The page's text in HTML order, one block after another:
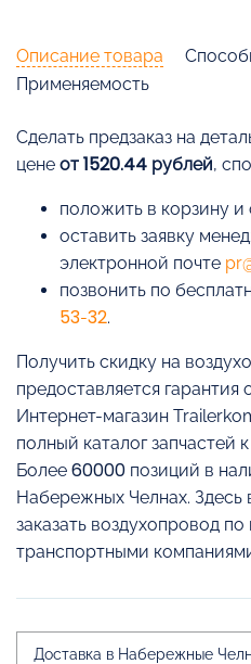
Описание товара
Применяемость
Cделать предзаказ на
цене от 1520.44 рублей,
положить в корзину и
оставить заявку
электронной почте
позвонить по
53-32.
Получить скидку на
предоставляется гарантия
Интернет-магазин
полный каталог запчастей
Более 60000 позиций в
Набережных Челнах. Здесь
заказать воздухопровод
транспортными
Доставка в Набережные